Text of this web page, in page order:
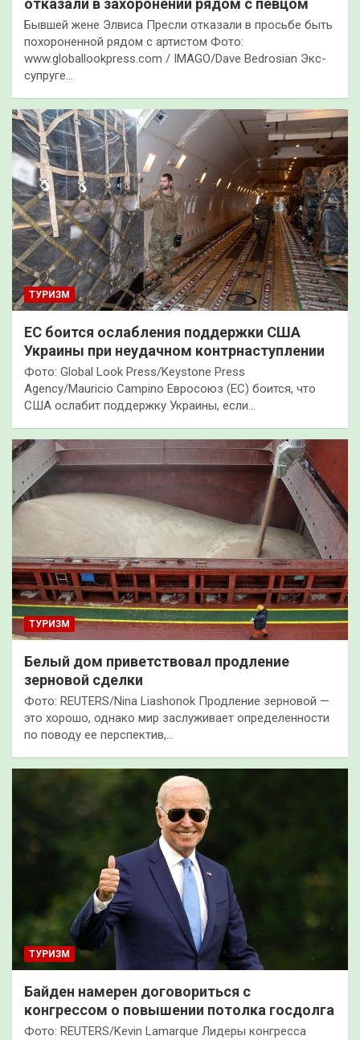
отказали в захоронении рядом с певцом
Бывшей жене Элвиса Пресли отказали в просьбе быть
похороненной рядом с артистом Фото:
www.globallookpress.com / IMAGO/Dave Bedrosian Экс-
супруге…
ТУРИЗМ
ЕС боится ослабления поддержки США
Украины при неудачном контрнаступлении
Фото: Global Look Press/Keystone Press
Agency/Mauricio Campino Евросоюз (ЕС) боится, что
США ослабит поддержку Украины, если…
ТУРИЗМ
Белый дом приветствовал продление
зерновой сделки
Фото: REUTERS/Nina Liashonok Продление зерновой —
это хорошо, однако мир заслуживает определенности
по поводу ее перспектив,…
ТУРИЗМ
Байден намерен договориться с
конгрессом о повышении потолка госдолга
Фото: REUTERS/Kevin Lamarque Лидеры конгресса